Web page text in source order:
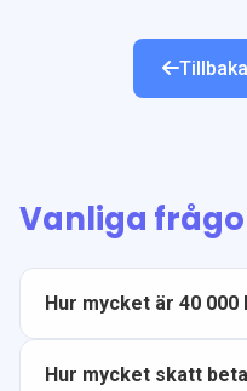
Vanliga
Hur mycket är 40
Hur mycket skatt